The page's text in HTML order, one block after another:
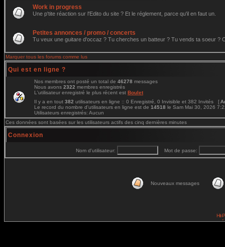
Work in progress
Une p'tite réaction sur l'Edito du site ? Et le réglement, parce qu'il en faut un.
Petites annonces / promo / concerts
Tu veux une guitare d'occaz ? Tu cherches un batteur ? Tu vends ta soeur ?
Marquer tous les forums comme lus
Qui est en ligne ?
Nos membres ont posté un total de 46278 messages
Nous avons 2322 membres enregistrés
L'utilisateur enregistré le plus récent est Boulet
Il y a en tout 382 utilisateurs en ligne :: 0 Enregistré, 0 Invisible et 382 Invités [
Le record du nombre d'utilisateurs en ligne est de 14518 le Sam Mai 30, 2026
Utilisateurs enregistrés: Aucun
Ces données sont basées sur les utilisateurs actifs des cinq dernières minutes
Connexion
Nom d'utilisateur: Mot de passe:
Nouveaux messages